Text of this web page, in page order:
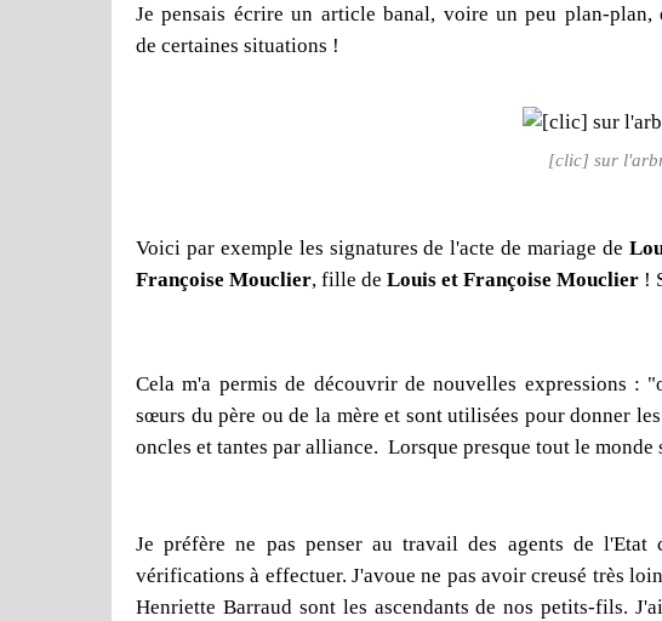
Je pensais écrire un article banal, voire un peu plan-
de certaines situations !
[clic] sur
Voici par exemple les signatures de l'acte de mariage de
Françoise Mouclier, fille de Louis et Françoise Mouclier !
Cela m'a permis de découvrir de nouvelles expressions :
sœurs du père ou de la mère et sont utilisées pour donner
oncles et tantes par alliance. Lorsque presque tout le
Je préfère ne pas penser au travail des agents de
vérifications à effectuer. J'avoue ne pas avoir creusé très
Henriette Barraud sont les ascendants de nos petits-fils.